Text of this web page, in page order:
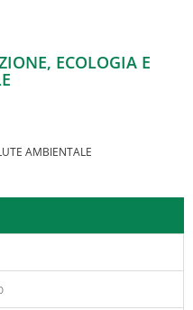
ECOLOGIA E
AMBIENTALE